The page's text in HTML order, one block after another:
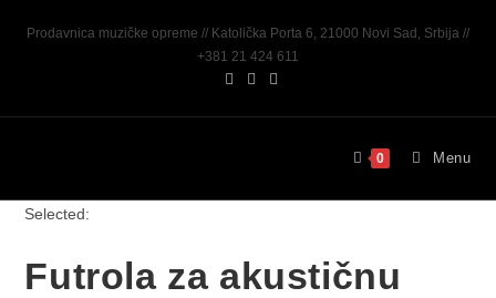
Prodavnica muzičke opreme // Katolička Porta 6, 21000 Novi Sad, Srbija //
+381 21 424 611
0 Menu
Selected:
Futrola za akustičnu